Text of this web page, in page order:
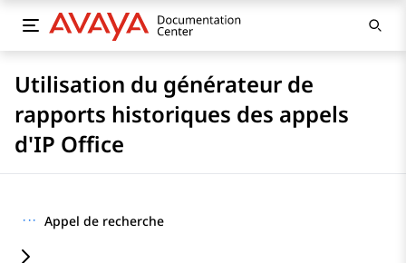
Utilisation du générateur de
rapports historiques des appels
d'IP Office
··· Appel de recherche